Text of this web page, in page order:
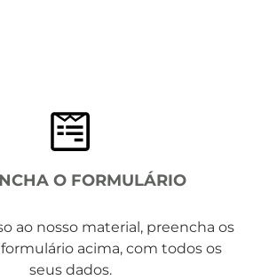
O FORMULÁRIO
ao nosso material, preencha os
acima, com todos os
seus dados.